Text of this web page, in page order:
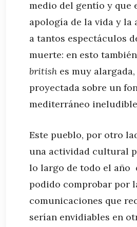
medio del gentío y que
apología de la vida y la
a tantos espectáculos
muerte: en esto
british es muy
proyectada sobre un
mediterráneo
Este pueblo, por otro
una actividad cultural
lo largo de todo el año
podido comprobar por
comunicaciones que
serían envidiables en